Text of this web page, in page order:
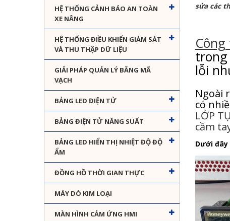
HỆ THỐNG CẢNH BÁO AN TOÀN
XE NÂNG
HỆ THỐNG ĐIỀU KHIỂN GIÁM SÁT
VÀ THU THẬP DỮ LIỆU
GIẢI PHÁP QUẢN LÝ BẰNG MÃ
VẠCH
BẢNG LED ĐIỆN TỬ
BẢNG ĐIỆN TỬ NĂNG SUẤT
BẢNG LED HIỂN THỊ NHIỆT ĐỘ ĐỘ
ẨM
ĐỒNG HỒ THỜI GIAN THỰC
MÁY DÒ KIM LOẠI
MÀN HÌNH CẢM ỨNG HMI
sửa các
trong
lỗi
Ngoài
có
LỚP
cầm
Dưới